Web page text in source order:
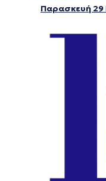
Παρασκευή 29